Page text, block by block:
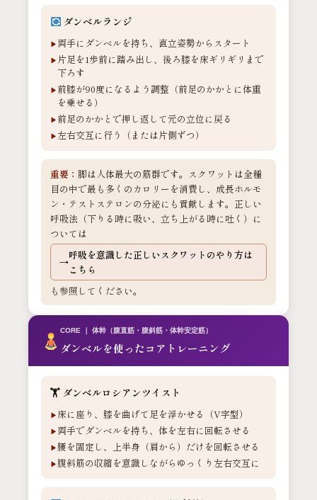
ダンベルランジ
両手にダンベルを持ち、直立姿勢からスタート
片足を1歩前に踏み出し、後ろ膝を床ギリギリまで
下ろす
前膝が90度になるよう調整（前足のかかとに体重
を乗せる）
前足のかかとで押し返して元の立位に戻る
左右交互に行う（または片側ずつ）
重要： 脚は人体最大の筋群です。スクワットは全種
目の中で最も多くのカロリーを消費し、成長ホルモ
ン・テストステロンの分泌にも貢献します。正しい
呼吸法（下りる時に吸い、立ち上がる時に吐く）に
ついては
呼吸を意識した正しいスクワットのやり方は
こちら
も参照してください。
CORE ｜ 体幹（腹直筋・腹斜筋・体幹安定筋）
ダンベルを使ったコアトレーニング
🏋️ ダンベルロシアンツイスト
床に座り、膝を曲げて足を浮かせる（V字型）
両手でダンベルを持ち、体を左右に回転させる
腰を固定し、上半身（肩から）だけを回転させる
腹斜筋の収縮を意識しながらゆっくり左右交互に